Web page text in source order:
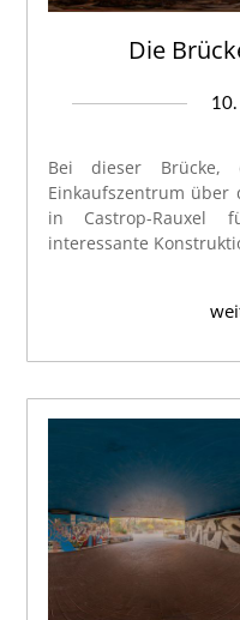
Die
Bei dieser Brücke,
Einkaufszentrum über
in Castrop-
interessante